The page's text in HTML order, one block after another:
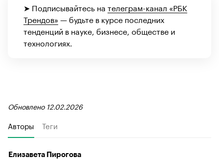
➤ Подписывайтесь на телеграм-канал «РБК
Трендов» — будьте в курсе последних
тенденций в науке, бизнесе, обществе и
технологиях.
Обновлено 12.02.2026
Авторы Теги
Елизавета Пирогова